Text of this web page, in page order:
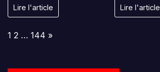
Lire l'article Lire l'article
Page:
1 2 … 144 Next
»